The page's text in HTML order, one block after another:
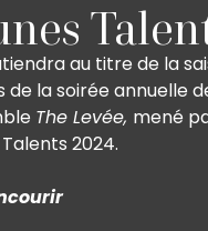
au titre de la
la soirée annuelle
The Levée, mené
2024.